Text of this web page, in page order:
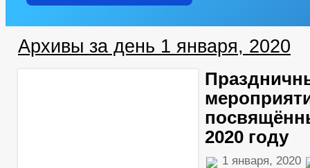
Архивы за день 1 января, 2020
2020 году
1 января, 2020